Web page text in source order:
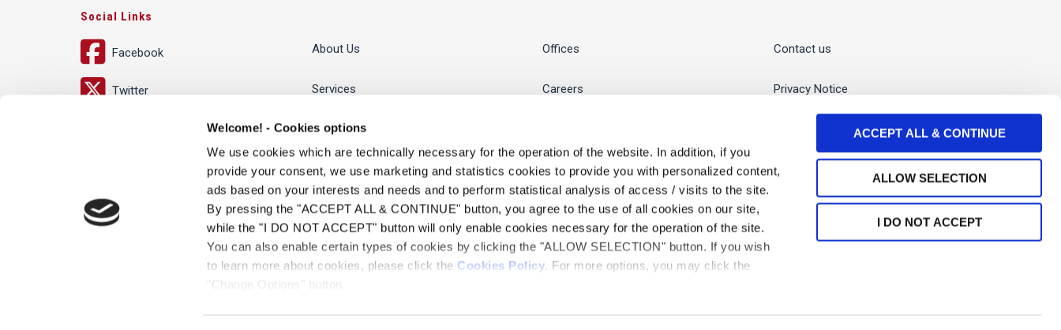
Welcome! - Cookies options
We use cookies which are technically necessary for the operation of the website. In addition, if you
provide your consent, we use marketing and statistics cookies to provide you with personalized content,
ads based on your interests and needs and to perform statistical analysis of access / visits to the site.
By pressing the "ACCEPT ALL & CONTINUE" button, you agree to the use of all cookies on our site,
while the "I DO NOT ACCEPT" button will only enable cookies necessary for the operation of the site.
You can also enable certain types of cookies by clicking the "ALLOW SELECTION" button. If you wish
to learn more about cookies, please click the Cookies Policy. For more options, you may click the
"Change Options" button.
ACCEPT ALL & CONTINUE
ALLOW SELECTION
I DO NOT ACCEPT
Social Links
Facebook
Twitter
About Us
Services
People
Global Presence
Offices
Careers
Library
News Room
Contact us
Privacy Notice
Cookies Preference
Privacy Notice – CCTV system data